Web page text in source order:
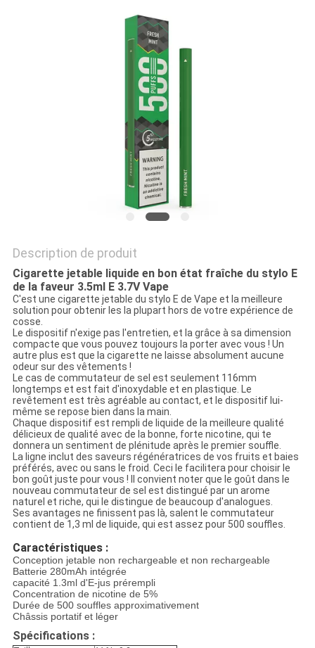
Description de produit
Cigarette jetable liquide en bon état fraîche du stylo E
de la faveur 3.5ml E 3.7V Vape
C'est une cigarette jetable du stylo E de Vape et la meilleure
solution pour obtenir les la plupart hors de votre expérience de
cosse.
Le dispositif n'exige pas l'entretien, et la grâce à sa dimension
compacte que vous pouvez toujours la porter avec vous ! Un
autre plus est que la cigarette ne laisse absolument aucune
odeur sur des vêtements !
Le cas de commutateur de sel est seulement 116mm
longtemps et est fait d'inoxydable et en plastique. Le
revêtement est très agréable au contact, et le dispositif lui-
même se repose bien dans la main.
Chaque dispositif est rempli de liquide de la meilleure qualité
délicieux de qualité avec de la bonne, forte nicotine, qui te
donnera un sentiment de plénitude après le premier souffle.
La ligne inclut des saveurs régénératrices de vos fruits et baies
préférés, avec ou sans le froid. Ceci le facilitera pour choisir le
bon goût juste pour vous ! Il convient noter que le goût dans le
nouveau commutateur de sel est distingué par un arome
naturel et riche, qui le distingue de beaucoup d'analogues.
Ses avantages ne finissent pas là, salent le commutateur
contient de 1,3 ml de liquide, qui est assez pour 500 souffles.
Caractéristiques :
Conception jetable non rechargeable et non rechargeable
Batterie 280mAh intégrée
capacité 1.3ml d'E-jus prérempli
Concentration de nicotine de 5%
Durée de 500 souffles approximativement
Châssis portatif et léger
Spécifications :